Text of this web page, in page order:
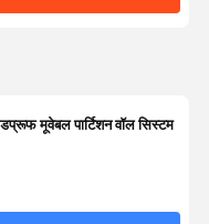
मूवेबल पार्टिशन वॉल सिस्टम